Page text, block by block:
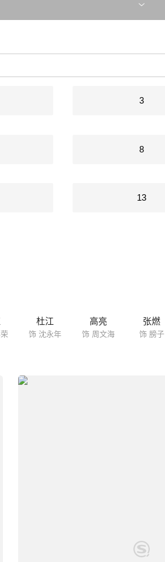
3
8
13
杜江
饰 沈永年
高亮
饰 周文海
张燃
饰 膀子